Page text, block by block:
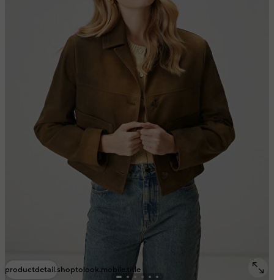
productdetail.shoptolook.mobile.title